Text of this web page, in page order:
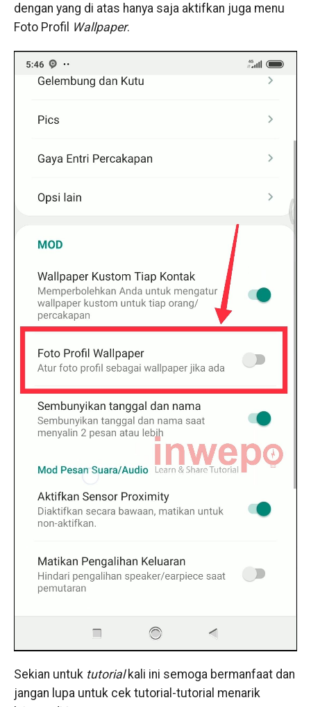
dengan yang di atas hanya saja aktifkan juga menu
Foto Profil Wallpaper.
Sekian untuk tutorialkali ini semoga bermanfaat dan
jangan lupa untuk cek tutorial-tutorial menarik